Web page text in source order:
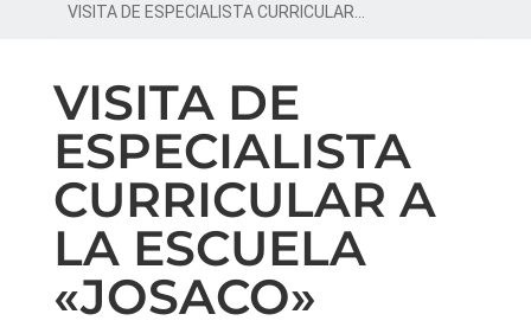
VISITA DE ESPECIALISTA CURRICULAR...
VISITA DE
ESPECIALISTA
CURRICULAR A
LA ESCUELA
«JOSACO»